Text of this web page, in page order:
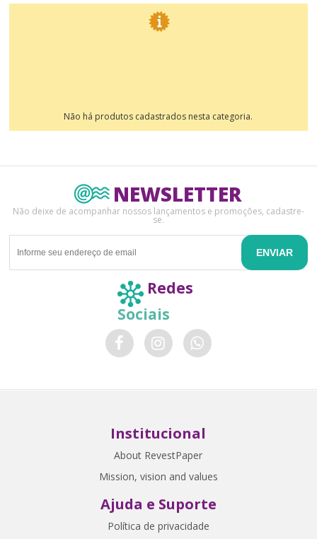
Não há produtos cadastrados nesta categoria.
NEWSLETTER
Não deixe de acompanhar nossos lançamentos e promoções, cadastre-
se.
ENVIAR
Redes
Sociais
Institucional
About RevestPaper
Mission, vision and values
Ajuda e Suporte
Política de privacidade